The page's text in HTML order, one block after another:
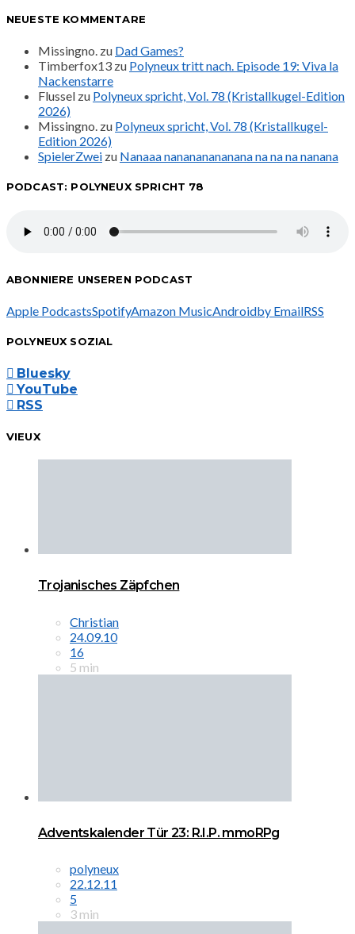
NEUESTE KOMMENTARE
Missingno. zu Dad Games?
Timberfox13 zu Polyneux tritt nach. Episode 19: Viva la
Nackenstarre
Flussel zu Polyneux spricht, Vol. 78 (Kristallkugel-Edition
2026)
Missingno. zu Polyneux spricht, Vol. 78 (Kristallkugel-
Edition 2026)
SpielerZwei zu Nanaaa nanananananana na na na nanana
PODCAST: POLYNEUX SPRICHT 78
ABONNIERE UNSEREN PODCAST
Apple PodcastsSpotifyAmazon MusicAndroidby EmailRSS
POLYNEUX SOZIAL
Bluesky
YouTube
RSS
VIEUX
Trojanisches Zäpfchen
Christian
24.09.10
16
5 min
Adventskalender Tür 23: R.I.P. mmoRPg
polyneux
22.12.11
5
3 min